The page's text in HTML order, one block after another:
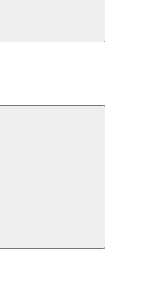
組み（日本）
み（米国/英語）